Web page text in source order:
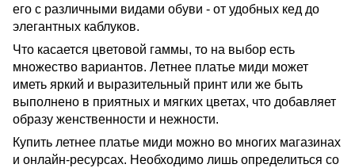
его с различными видами обуви - от удобных кед до
элегантных каблуков.
Что касается цветовой гаммы, то на выбор есть
множество вариантов. Летнее платье миди может
иметь яркий и выразительный принт или же быть
выполнено в приятных и мягких цветах, что добавляет
образу женственности и нежности.
Купить летнее платье миди можно во многих магазинах
и онлайн-ресурсах. Необходимо лишь определиться со